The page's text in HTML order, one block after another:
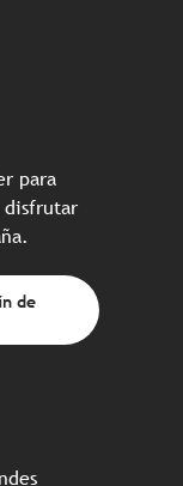
para
disfrutar
de